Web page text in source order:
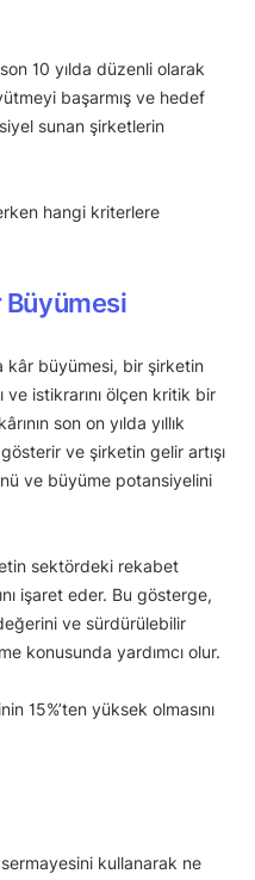
10 yılda düzenli olarak
başarmış ve hedef
sunan şirketlerin
hangi kriterlere
Büyümesi
kâr büyümesi, bir şirketin
ve istikrarını ölçen kritik bir
son on yılda yıllık
ve şirketin gelir artışı
ve büyüme potansiyelini
sektördeki rekabet
işaret eder. Bu gösterge,
ve sürdürülebilir
konusunda yardımcı olur.
15%’ten yüksek olmasını
kullanarak ne